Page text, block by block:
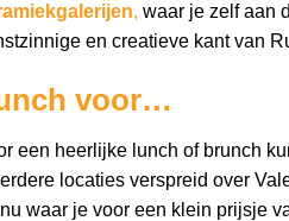
, waar je zelf aan
en creatieve kant van
voor…
een heerlijke lunch of brunch
locaties verspreid over
waar je voor een klein prijsje